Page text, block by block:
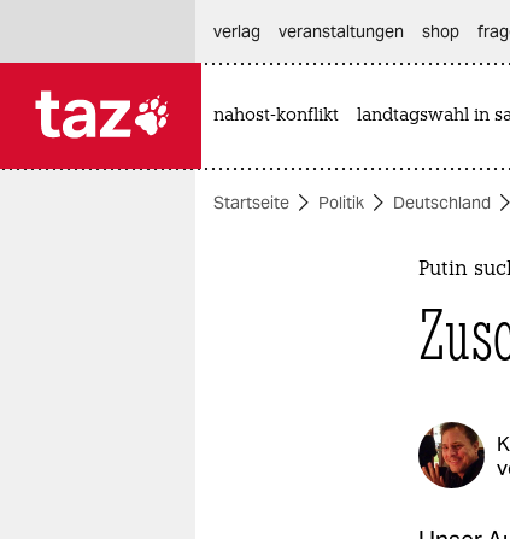
themen
verlag
veranstaltungen shop
nahost-konflikt landtagswahl in
Startseite Politik Deutschland
Putin